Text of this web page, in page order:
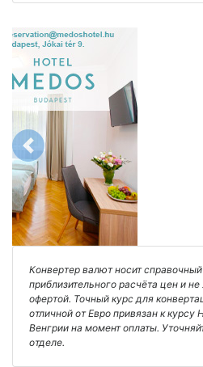
Previous
Конвертер валют носит
приблизительного расчёта цен и
офертой. Точный курс для
отличной от Евро привязан к курсу
Венгрии на момент оплаты.
отделе.